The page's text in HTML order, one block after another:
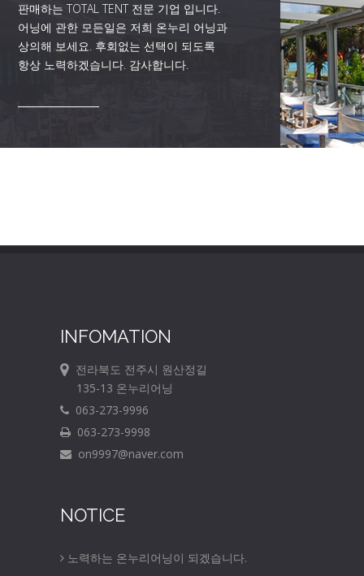
판매하는 TOTAL TENT 전문 기업 입니다.
어닝에 관한 모든일은 저희 온누리 어닝과
상의해 보세요. 후회없는 선택이 되도록
항상 노력하겠습니다. 감사합니다.
INFOMATION
전라북도 전주시 원산정길
135-13 온누리어닝
063-273-9996
063-273-9998
on9997@naver.com
NOTICE
노력하는 온누리어닝이 되겠습니다.